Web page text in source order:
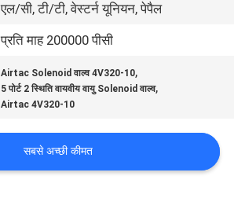
एल/सी, टी/टी, वेस्टर्न यूनियन, पेपैल
प्रति माह 200000 पीसी
Airtac Solenoid वाल्व 4V320-10,
5 पोर्ट 2 स्थिति वायवीय वायु Solenoid वाल्व,
Airtac 4V320-10
सबसे अच्छी कीमत